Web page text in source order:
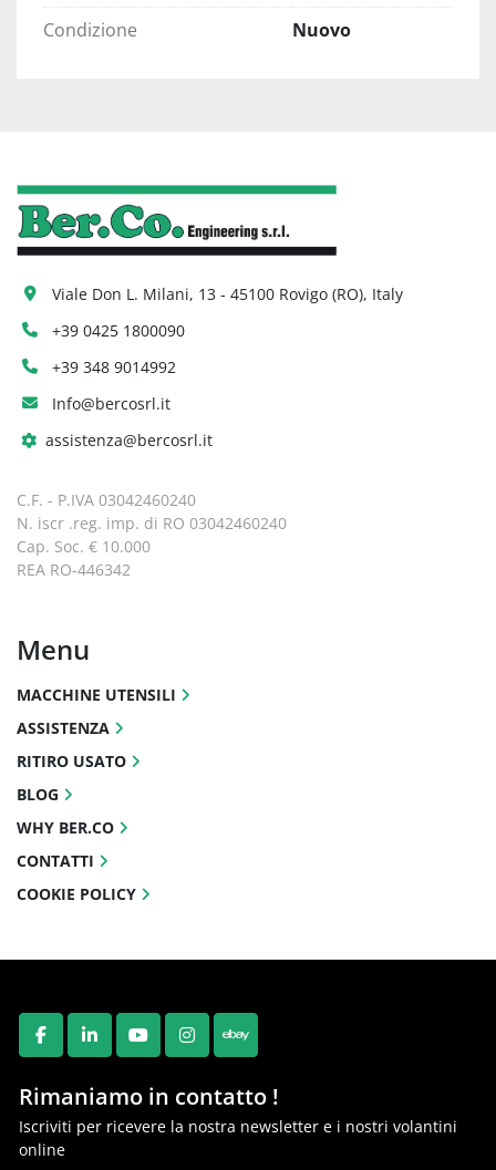
Condizione
Nuovo
FACEBOOK
LINKEDINYOUTUBEINSTAGRAM
EBAY
Rimaniamo in contatto !
Iscriviti per ricevere la nostra newsletter e i nostri volantini
online
Viale Don L. Milani, 13 - 45100 Rovigo (RO), Italy
+39 0425 1800090
+39 348 9014992
Info@bercosrl.it
assistenza@bercosrl.it
C.F. - P.IVA 03042460240
N. iscr .reg. imp. di RO 03042460240
Cap. Soc. € 10.000
REA RO-446342
Menu
MACCHINE UTENSILI
ASSISTENZA
RITIRO USATO
BLOG
WHY BER.CO
CONTATTI
COOKIE POLICY